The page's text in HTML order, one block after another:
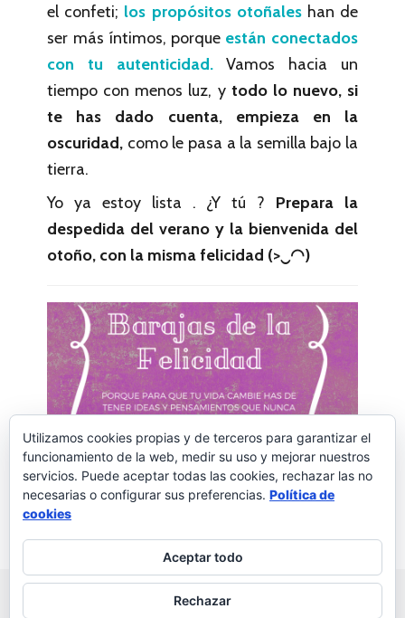
el confeti; los propósitos otoñaleshan de
ser más íntimos, porque están conectados
con tu autenticidad.
Vamos hacia un
tiempo con menos luz, y todo lo nuevo, si
te has dado cuenta, empieza en la
oscuridad, como le pasa a la semilla bajo la
tierra.
Yo ya estoy lista . ¿Y tú ? Prepara la
despedida del verano y la bienvenida del
otoño, con la misma felicidad (>‿◠)
Palabras a la vida
© 2026 Palabras a la vidaRegala palabras a tus seres
Utilizamos cookies propias y de terceros para garantizar el
funcionamiento de la web, medir su uso y mejorar nuestros
servicios. Puede aceptar todas las cookies, rechazar las no
necesarias o configurar sus preferencias. Política de
cookies
Aceptar todo
Rechazar